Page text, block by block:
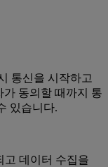
통신을 시작하고
동의할 때까지 통
있습니다.
고 데이터 수집을